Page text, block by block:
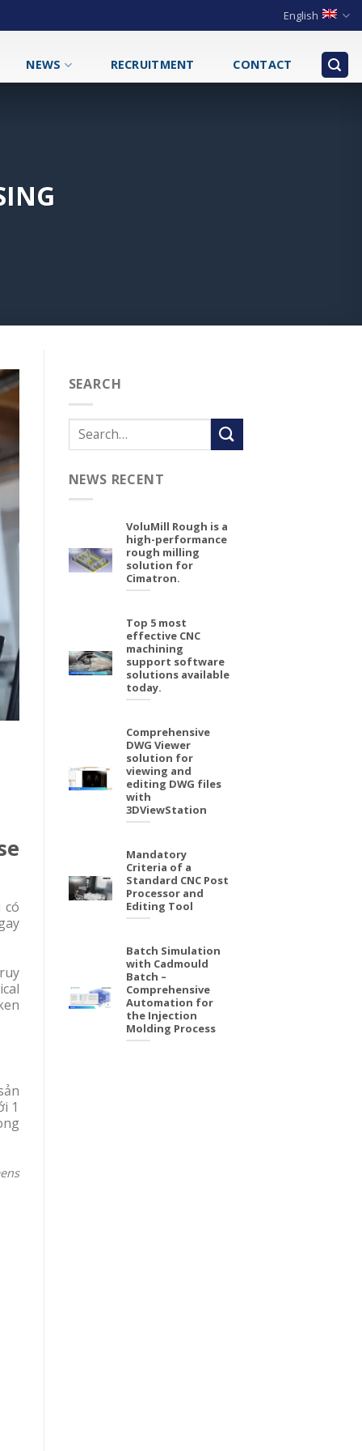
English
NEWS RECRUITMENT CONTACT
có
1
SEARCH
NEWS RECENT
VoluMill Rough is a
high-performance
rough milling
solution for
Cimatron.
Top 5 most
effective CNC
machining
support software
solutions available
today.
Comprehensive
DWG Viewer
solution for
viewing and
editing DWG files
with
3DViewStation
Mandatory
Criteria of a
Standard CNC Post
Processor and
Editing Tool
Batch Simulation
with Cadmould
Batch –
Comprehensive
Automation for
the Injection
Molding Process